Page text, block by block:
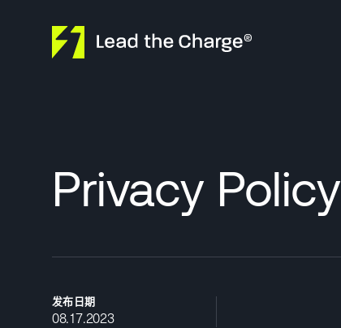
Privacy Policy
发布日期
08.17.2023